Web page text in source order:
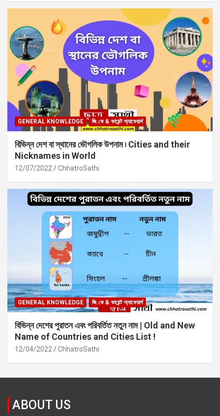
GENERAL KNOWLEDGE জি.কে & কারেন্ট অ্যাফেয়ার্স
বিভিন্ন দেশ বা স্থানের ভৌগলিক উপনাম ৷ Cities and their
Nicknames in World
12/07/2022 ChhatroSathi
GENERAL KNOWLEDGE জি.কে & কারেন্ট অ্যাফেয়ার্স
বিভিন্ন দেশের পুরাতন এবং পরিবর্তিত নতুন নাম | Old and New
Name of Countries and Cities List !
12/04/2022 ChhatroSathi
ABOUT US